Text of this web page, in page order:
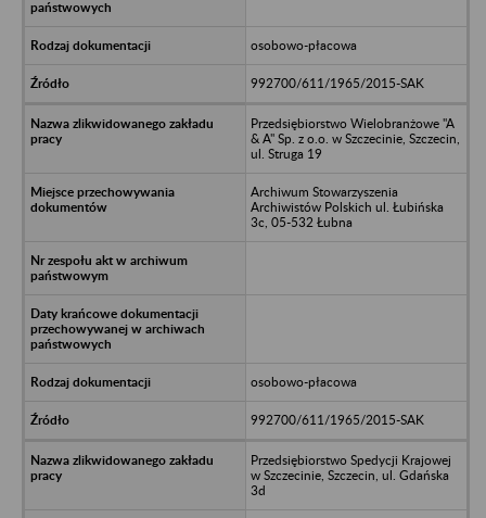
osobowo-płacowa
992700/611/1965/2015-SAK
Przedsiębiorstwo Wielobranżowe "A
& A" Sp. z o.o. w Szczecinie, Szczecin,
ul. Struga 19
Archiwum Stowarzyszenia
Archiwistów Polskich ul. Łubińska
3c, 05-532 Łubna
osobowo-płacowa
992700/611/1965/2015-SAK
Przedsiębiorstwo Spedycji Krajowej
w Szczecinie, Szczecin, ul. Gdańska
3d